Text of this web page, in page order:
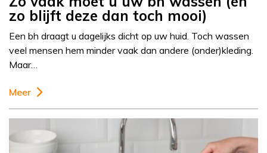
zo blijft deze dan toch mooi)
Een bh draagt u dagelijks dicht op uw huid. Toch wassen
veel mensen hem minder vaak dan andere (onder)kleding.
Maar…
Meer